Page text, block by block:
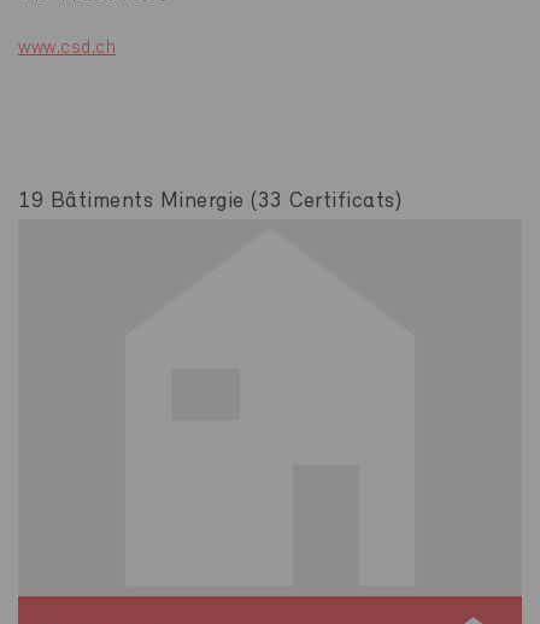
www.csd.ch
19 Bâtiments Minergie (33 Certificats)